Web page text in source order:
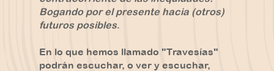
Bogando por el presente hacia (otros)
futuros posibles.
En lo que hemos llamado "Travesías"
podrán escuchar, o ver y escuchar,